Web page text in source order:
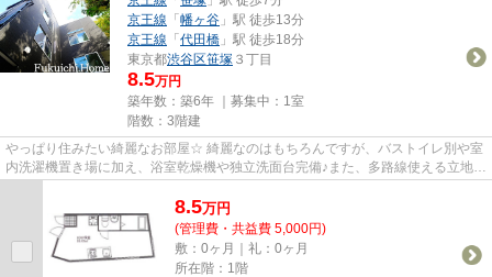
京王線 「幡ヶ谷 」駅 徒歩13分
京王線 「代田橋 」駅 徒歩18分
東京都渋谷区笹塚 ３丁目
8.5万円
築年数：築6年 ｜募集中： 1室
階数：3階建
やっぱり住みたい綺麗なお部屋☆ 綺麗なのはもちろんですが、バストイレ別や室
内洗濯機置き場に加え、浴室乾燥機や独立洗面台完備♪また、多路線使える立地な
ので通勤や休日のお出かけは...
8.5万円
(管理費・共益費 5,000円)
敷：0ヶ月｜礼：0ヶ月
所在階：1階